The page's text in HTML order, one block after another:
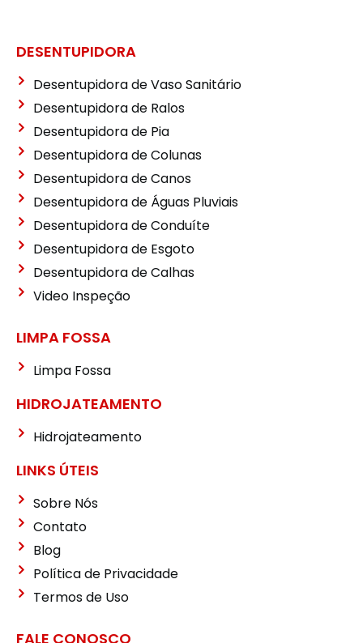
DESENTUPIDORA
Desentupidora de Vaso Sanitário
Desentupidora de Ralos
Desentupidora de Pia
Desentupidora de Colunas
Desentupidora de Canos
Desentupidora de Águas Pluviais
Desentupidora de Conduíte
Desentupidora de Esgoto
Desentupidora de Calhas
Video Inspeção
LIMPA FOSSA
Limpa Fossa
HIDROJATEAMENTO
Hidrojateamento
LINKS ÚTEIS
Sobre Nós
Contato
Blog
Política de Privacidade
Termos de Uso
FALE CONOSCO